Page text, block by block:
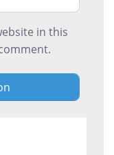
in this